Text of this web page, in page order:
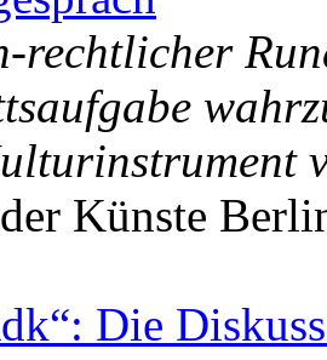
rechtlicher
Künste
Die